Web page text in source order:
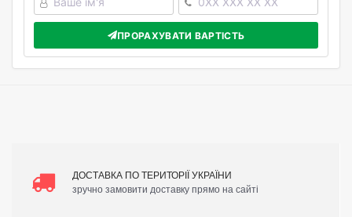
ПРОРАХУВАТИ ВАРТІСТЬ
ДОСТАВКА ПО ТЕРИТОРІЇ УКРАЇНИ
зручно замовити доставку прямо на сайті